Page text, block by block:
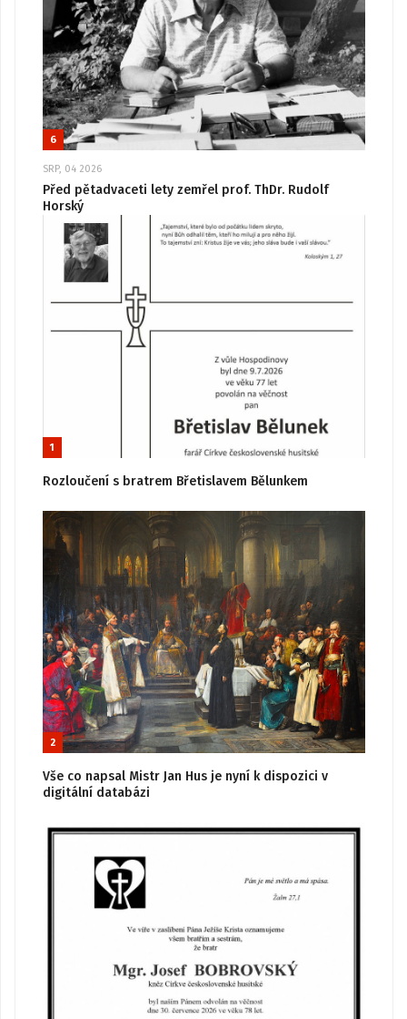
6
SRP, 04 2026
Před pětadvaceti lety zemřel prof. ThDr. Rudolf
Horský
1
Rozloučení s bratrem Břetislavem Bělunkem
2
Vše co napsal Mistr Jan Hus je nyní k dispozici v
digitální databázi